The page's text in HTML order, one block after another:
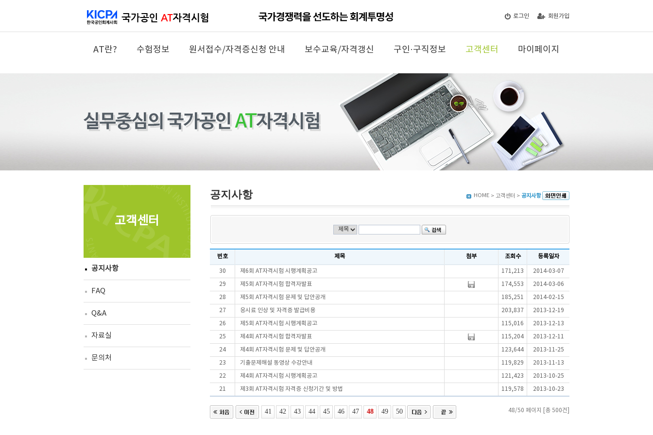
로그인 회원가입
AT란? 수험정보 원서접수/자격증신청 안내 보수교육/자격갱신 구인·구직정보 고객센터 마이페이지
고객센터
공지사항
FAQ
Q&A
자료실
문의처
공지사항 HOME > 고객센터 > 공지사항
번호 제목 첨부 조회수 등록일자
30 제6회 AT자격시험 시행계획공고 171,213 2014-03-07
29 제5회 AT자격시험 합격자발표 174,553 2014-03-06
28 제5회 AT자격시험 문제 및 답안공개 185,251 2014-02-15
27 응시료 인상 및 자격증 발급비용 203,837 2013-12-19
26 제5회 AT자격시험 시행계획공고 115,016 2013-12-13
25 제4회 AT자격시험 합격자발표 115,204 2013-12-11
24 제4회 AT자격시험 문제 및 답안공개 123,644 2013-11-25
23 기출문제해설 동영상 수강안내 119,829 2013-11-13
22 제4회 AT자격시험 시행계획공고 121,423 2013-10-25
21 제3회 AT자격시험 자격증 신청기간 및 방법 119,578 2013-10-23
41 42 43 44 45 46 47 48 49 50 48/50 페이지 [총 500건]